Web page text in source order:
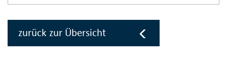
zurück zur Übersicht